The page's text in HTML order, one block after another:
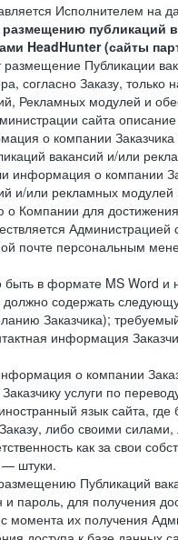
Исполнителем на
размещению
HeadHunter (сайты
Публикации
согласно Заказу, только
Рекламных модулей и
сайта
о компании Заказчика
вакансий и/или
информация о компании
и/или рекламных модулей
Компании для достижения
почте персональным
в формате MS Word и
содержать
Заказчика);
информация
о компании
услуги по
язык сайта,
либо своими
как за свои
— штуки.
Публикаций
пароль, для получения
момента их получения